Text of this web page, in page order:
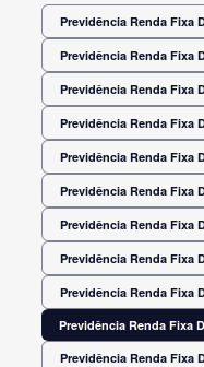
Previdência Renda Fixa
Previdência Renda Fixa
Previdência Renda Fixa
Previdência Renda Fixa
Previdência Renda Fixa
Previdência Renda Fixa
Previdência Renda Fixa
Previdência Renda Fixa
Previdência Renda Fixa
Previdência Renda Fixa
Previdência Renda Fixa